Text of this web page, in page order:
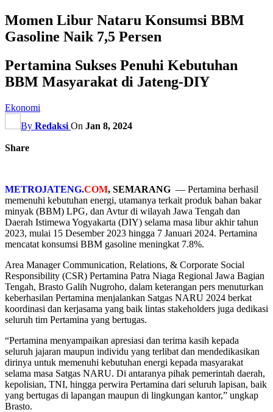
Momen Libur Nataru Konsumsi BBM
Gasoline Naik 7,5 Persen
Pertamina Sukses Penuhi Kebutuhan
BBM Masyarakat di Jateng-DIY
Ekonomi
By Redaksi On Jan 8, 2024
Share
METROJATENG.COM, SEMARANG ― Pertamina berhasil
memenuhi kebutuhan energi, utamanya terkait produk bahan bakar
minyak (BBM) LPG, dan Avtur di wilayah Jawa Tengah dan
Daerah Istimewa Yogyakarta (DIY) selama masa libur akhir tahun
2023, mulai 15 Desember 2023 hingga 7 Januari 2024. Pertamina
mencatat konsumsi BBM gasoline meningkat 7.8%.
Area Manager Communication, Relations, & Corporate Social
Responsibility (CSR) Pertamina Patra Niaga Regional Jawa Bagian
Tengah, Brasto Galih Nugroho, dalam keterangan pers menuturkan
keberhasilan Pertamina menjalankan Satgas NARU 2024 berkat
koordinasi dan kerjasama yang baik lintas stakeholders juga dedikasi
seluruh tim Pertamina yang bertugas.
“Pertamina menyampaikan apresiasi dan terima kasih kepada
seluruh jajaran maupun individu yang terlibat dan mendedikasikan
dirinya untuk memenuhi kebutuhan energi kepada masyarakat
selama masa Satgas NARU. Di antaranya pihak pemerintah daerah,
kepolisian, TNI, hingga perwira Pertamina dari seluruh lapisan, baik
yang bertugas di lapangan maupun di lingkungan kantor,” ungkap
Brasto.